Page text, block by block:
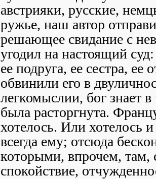
австрияки, русские,
ружье, наш автор
решающее свидание с
угодил на настоящий
ее подруга, ее сестра,
обвинили его в
легкомыслии, бог знает
была расторгнута.
хотелось. Или хотелось
всегда ему; отсюда
которыми, впрочем, там,
спокойствие,